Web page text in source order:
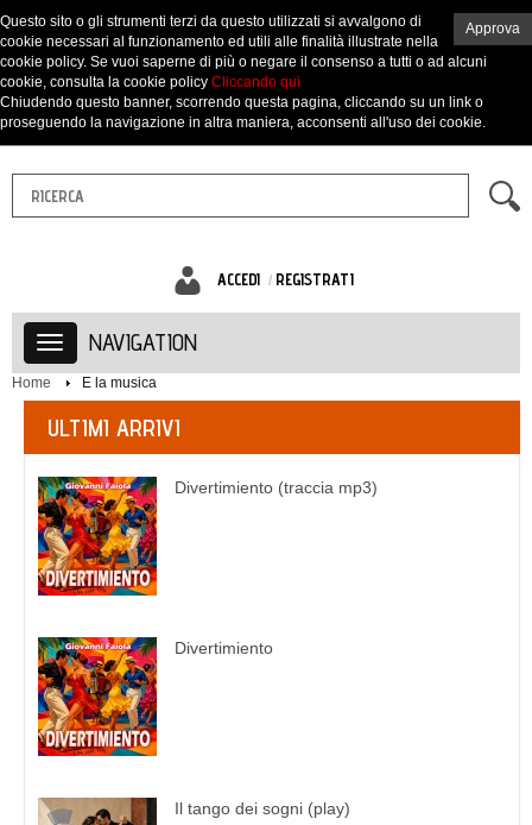
ACCEDI REGISTRATI
NAVIGATION
Home E la musica
ULTIMI ARRIVI
Divertimiento (traccia mp3)
Divertimiento
Il tango dei sogni (play)
Approva
Questo sito o gli strumenti terzi da questo utilizzati si avvalgono di
cookie necessari al funzionamento ed utili alle finalità illustrate nella
cookie policy. Se vuoi saperne di più o negare il consenso a tutti o ad alcuni
cookie, consulta la cookie policy Cliccando qui
Chiudendo questo banner, scorrendo questa pagina, cliccando su un link o
proseguendo la navigazione in altra maniera, acconsenti all'uso dei cookie.